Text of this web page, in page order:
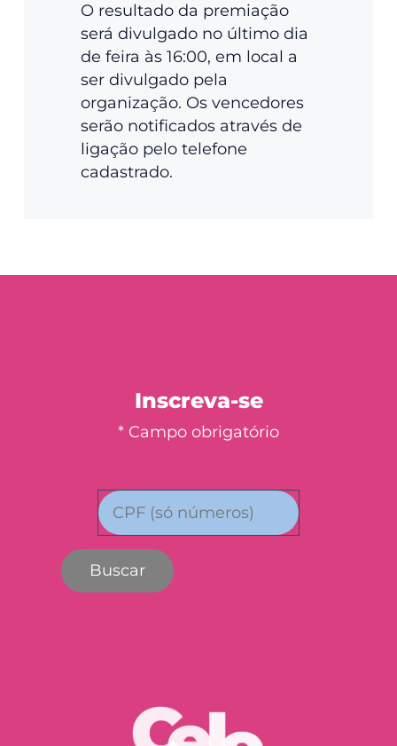
O resultado da premiação
será divulgado no último dia
de feira às 16:00, em local a
ser divulgado pela
organização. Os vencedores
serão notificados através de
ligação pelo telefone
cadastrado.
Inscreva-se
* Campo obrigatório
Buscar